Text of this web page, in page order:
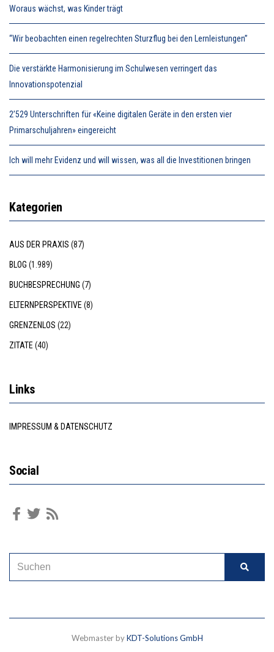
Woraus wächst, was Kinder trägt
“Wir beobachten einen regelrechten Sturzflug bei den Lernleistungen”
Die verstärkte Harmonisierung im Schulwesen verringert das
Innovationspotenzial
2’529 Unterschriften für «Keine digitalen Geräte in den ersten vier
Primarschuljahren» eingereicht
Ich will mehr Evidenz und will wissen, was all die Investitionen bringen
Kategorien
AUS DER PRAXIS (87)
BLOG (1.989)
BUCHBESPRECHUNG (7)
ELTERNPERSPEKTIVE (8)
GRENZENLOS (22)
ZITATE (40)
Links
IMPRESSUM & DATENSCHUTZ
Social
Webmaster byKDT-Solutions GmbH